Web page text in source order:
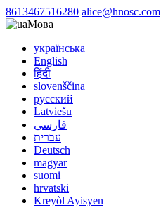
8613467516280 alice@hnosc.com
Мова
українська
English
हिंदी
slovenščina
русский
Latviešu
فارسی
עברית
Deutsch
magyar
suomi
hrvatski
Kreyòl Ayisyen